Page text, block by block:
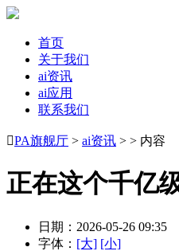
首页
关于我们
ai资讯
ai应用
联系我们
PA旗舰厅 > ai资讯 > > 内容
正在这个千亿
日期：2026-05-26 09:35
字体： [大] [小]